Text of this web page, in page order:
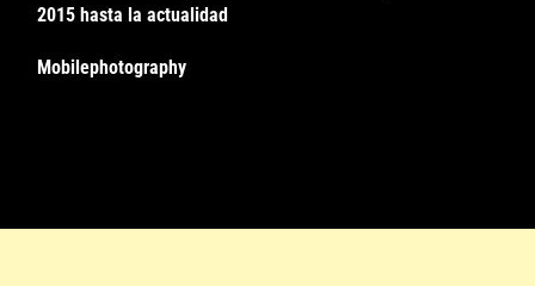
2015 hasta la actualidad
Mobilephotography